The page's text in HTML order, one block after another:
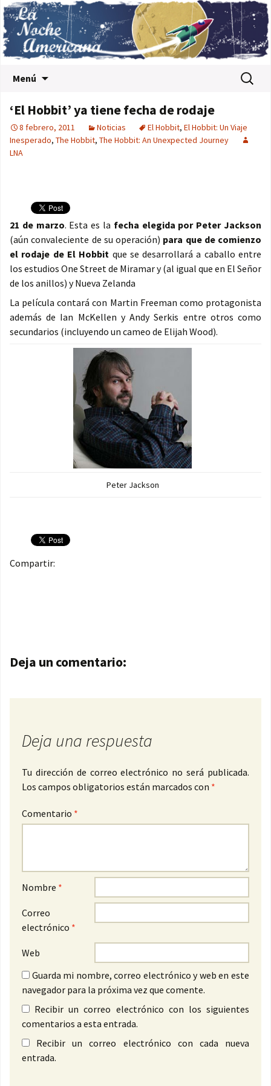
Menú Buscar:
‘El Hobbit’ ya tiene fecha de rodaje
8 febrero, 2011 Noticias El Hobbit, El Hobbit: Un Viaje
Inesperado, The Hobbit, The Hobbit: An Unexpected Journey
LNA
21 de marzo. Esta es la fecha elegida por Peter Jackson
(aún convaleciente de su operación) para que de comienzo
el rodaje de El Hobbit que se desarrollará a caballo entre
los estudios One Streetde Miramar y (al igual que en El Señor
de los anillos) y Nueva Zelanda
La película contará con Martin Freeman como protagonista
además de Ian McKellen yAndy Serkis entre otros como
secundarios (incluyendo un cameo de Elijah Wood).
Peter Jackson
Compartir:
Navegación de entradas
Deja un comentario:
Deja una respuesta
Tu dirección de correo electrónico no será publicada.
Los campos obligatorios están marcados con *
Comentario *
Nombre *
Correo
electrónico *
Web
Guarda mi nombre, correo electrónico y web en este
navegador para la próxima vez que comente.
Recibir un correo electrónico con los siguientes
comentarios a esta entrada.
Recibir un correo electrónico con cada nueva
entrada.